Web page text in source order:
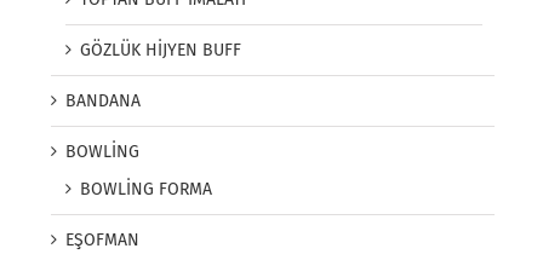
GÖZLÜK HİJYEN BUFF
BANDANA
BOWLİNG
BOWLİNG FORMA
EŞOFMAN